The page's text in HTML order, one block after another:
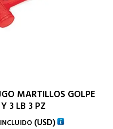
MARTILLOS GOLPE
3 LB 3 PZ
(USD)